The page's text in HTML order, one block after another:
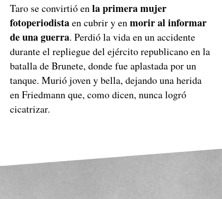
Taro se convirtió enla primera mujer
fotoperiodistaen cubrir y enmorir al informar
de una guerra. Perdió la vida en un accidente
durante el repliegue del ejército republicano en la
batalla de Brunete, donde fue aplastada por un
tanque. Murió joven y bella, dejando una herida
en Friedmann que, como dicen, nunca logró
cicatrizar.